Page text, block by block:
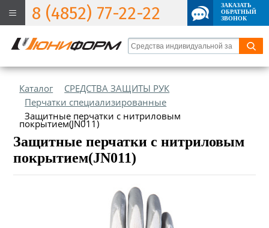
8 (4852) 77-22-22
ЗАКАЗАТЬ
ОБРАТНЫЙ
ЗВОНОК
Каталог
СРЕДСТВА ЗАЩИТЫ РУК
Перчатки специализированные
Защитные перчатки с нитриловым
покрытием(JN011)
Защитные перчатки с нитриловым
покрытием(JN011)